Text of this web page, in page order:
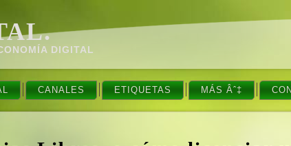
DIGITAL
CANALES ETIQUETAS MÁS Âˆ‡